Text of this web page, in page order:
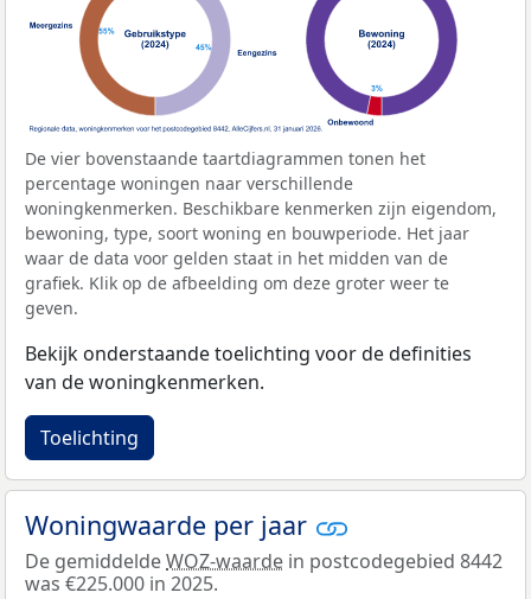
De vier bovenstaande taartdiagrammen tonen het
percentage woningen naar verschillende
woningkenmerken. Beschikbare kenmerken zijn eigendom,
bewoning, type, soort woning en bouwperiode. Het jaar
waar de data voor gelden staat in het midden van de
grafiek. Klik op de afbeelding om deze groter weer te
geven.
Bekijk onderstaande toelichting voor de definities
van de woningkenmerken.
Toelichting
Woningwaarde per jaar
De gemiddeldeWOZ-waarde in postcodegebied 8442
was €225.000 in 2025.